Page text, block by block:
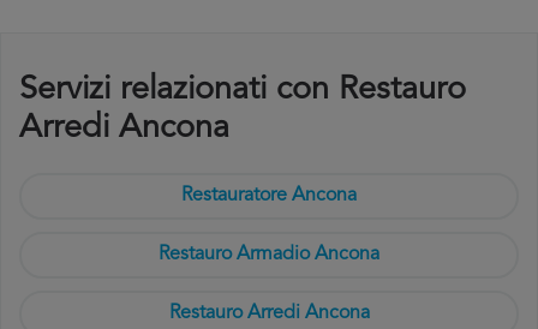
Servizi relazionati con Restauro
Arredi Ancona
Restauratore Ancona
Restauro Armadio Ancona
Restauro Arredi Ancona